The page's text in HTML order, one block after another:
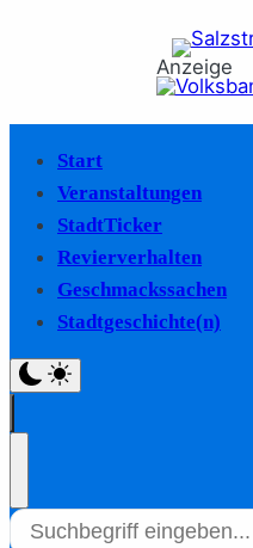
Anzeige
Start
Veranstaltungen
StadtTicker
Revierverhalten
Geschmackssachen
Stadtgeschichte(n)